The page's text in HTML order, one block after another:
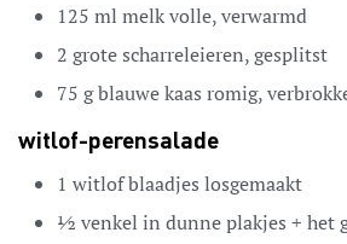
125 ml melkvolle, verwarmd
2 grotescharreleieren,gesplitst
75 gblauwe kaas romig,
witlof-perensalade
1 witlofblaadjes losgemaakt
½ venkel in dunne plakjes + het